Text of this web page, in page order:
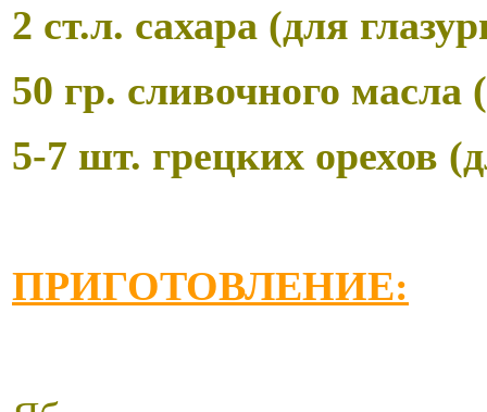
2 ст.л. сахара (для
50 гр. сливочного масла
5-7 шт. грецких орехов
ПРИГОТОВЛЕНИЕ: